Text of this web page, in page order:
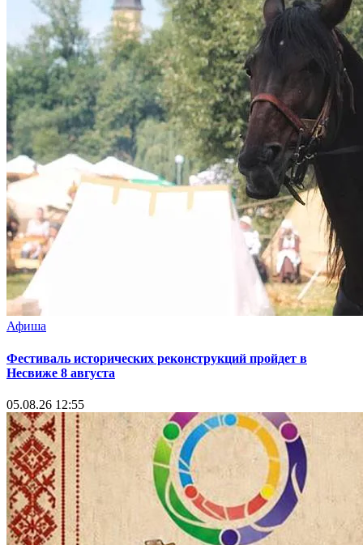
Афиша
Фестиваль исторических реконструкций пройдет в
Несвиже 8 августа
05.08.26 12:55